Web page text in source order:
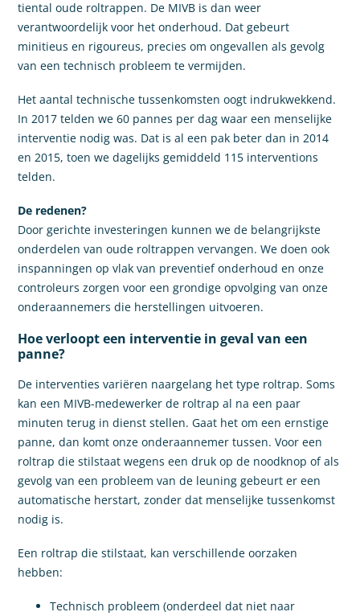
tiental oude roltrappen. De MIVB is dan weer
verantwoordelijk voor het onderhoud. Dat gebeurt
minitieus en rigoureus, precies om ongevallen als gevolg
van een technisch probleem te vermijden.
Het aantal technische tussenkomsten oogt indrukwekkend.
In 2017 telden we 60 pannes per dag waar een menselijke
interventie nodig was. Dat is al een pak beter dan in 2014
en 2015, toen we dagelijks gemiddeld 115 interventions
telden.
De redenen?
Door gerichte investeringen kunnen we de belangrijkste
onderdelen van oude roltrappen vervangen. We doen ook
inspanningen op vlak van preventief onderhoud en onze
controleurs zorgen voor een grondige opvolging van onze
onderaannemers die herstellingen uitvoeren.
Hoe verloopt een interventie in geval van een
panne?
De interventies variëren naargelang het type roltrap. Soms
kan een MIVB-medewerker de roltrap al na een paar
minuten terug in dienst stellen. Gaat het om een ernstige
panne, dan komt onze onderaannemer tussen. Voor een
roltrap die stilstaat wegens een druk op de noodknop of als
gevolg van een probleem van de leuning gebeurt er een
automatische herstart, zonder dat menselijke tussenkomst
nodig is.
Een roltrap die stilstaat, kan verschillende oorzaken
hebben:
Technisch probleem (onderdeel dat niet naar